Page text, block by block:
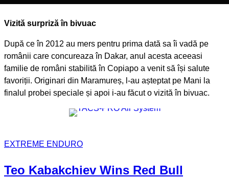
Vizită surpriză în bivuac
După ce în 2012 au mers pentru prima dată sa îi vadă pe
românii care concureaza în Dakar, anul acesta aceeasi
familie de români stabilită în Copiapo a venit să își salute
favoriții. Originari din Maramureș, l-au așteptat pe Mani la
finalul probei speciale și apoi i-au făcut o vizită în bivuac.
EXTREME ENDURO
Teo Kabakchiev Wins Red Bull